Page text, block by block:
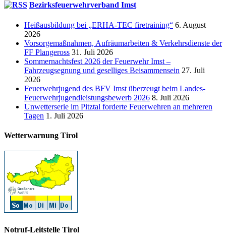
Bezirksfeuerwehrverband Imst
Heißausbildung bei „ERHA-TEC firetraining“ 6. August
2026
Vorsorgemaßnahmen, Aufräumarbeiten & Verkehrsdienste der
FF Plangeross 31. Juli 2026
Sommernachtsfest 2026 der Feuerwehr Imst –
Fahrzeugsegnung und geselliges Beisammensein 27. Juli
2026
Feuerwehrjugend des BFV Imst überzeugt beim Landes-
Feuerwehrjugendleistungsbewerb 2026 8. Juli 2026
Unwetterserie im Pitztal forderte Feuerwehren an mehreren
Tagen 1. Juli 2026
Wetterwarnung Tirol
Notruf-Leitstelle Tirol